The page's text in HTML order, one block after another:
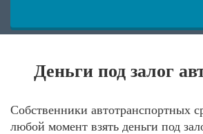
Деньги под залог
Собственники автотранспортных
любой момент взять деньги под